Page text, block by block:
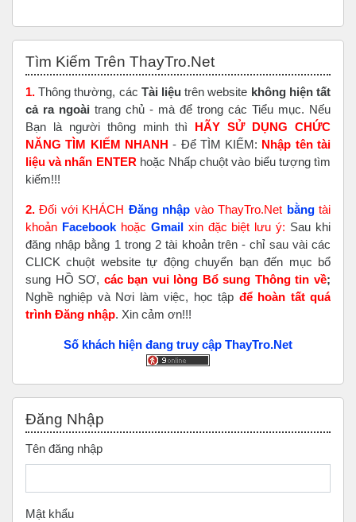
Tìm Kiếm Trên ThayTro.Net
1. Thông thường, các Tài liệu trên website không hiện tất
cả ra ngoài trang chủ - mà để trong các Tiểu mục. Nếu
Bạn là người thông minh thì HÃY SỬ DỤNG CHỨC
NĂNG TÌM KIẾM NHANH - Để TÌM KIẾM: Nhập tên tài
liệu và nhấn ENTER hoặc Nhấp chuột vào biểu tượng tìm
kiếm!!!
2. Đối với KHÁCH Đăng nhập vào ThayTro.Net bằngtài
khoản Facebook hoặc Gmailxin đặc biệt lưu ý: Sau khi
đăng nhập bằng 1 trong 2 tài khoản trên - chỉ sau vài các
CLICK chuột website tự động chuyển bạn đến mục bổ
sung HỒ SƠ, các bạn vui lòng Bổ sung Thông tin về;
Nghề nghiệp và Nơi làm việc, học tập để hoàn tấtquá
trình Đăng nhập. Xin cảm ơn!!!
Số khách hiện đang truy cập ThayTro.Net
Đăng Nhập
Tên đăng nhập
Mật khẩu